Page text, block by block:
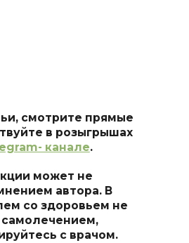
смотрите прямые
в розыгрышах
канале.
может не
автора. В
со здоровьем не
чением,
с врачом.